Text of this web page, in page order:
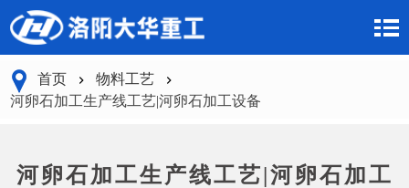
首页
物料工艺
河卵石加工生产线工艺|河卵石加工设备
河卵石加工生产线工艺|河卵石加工